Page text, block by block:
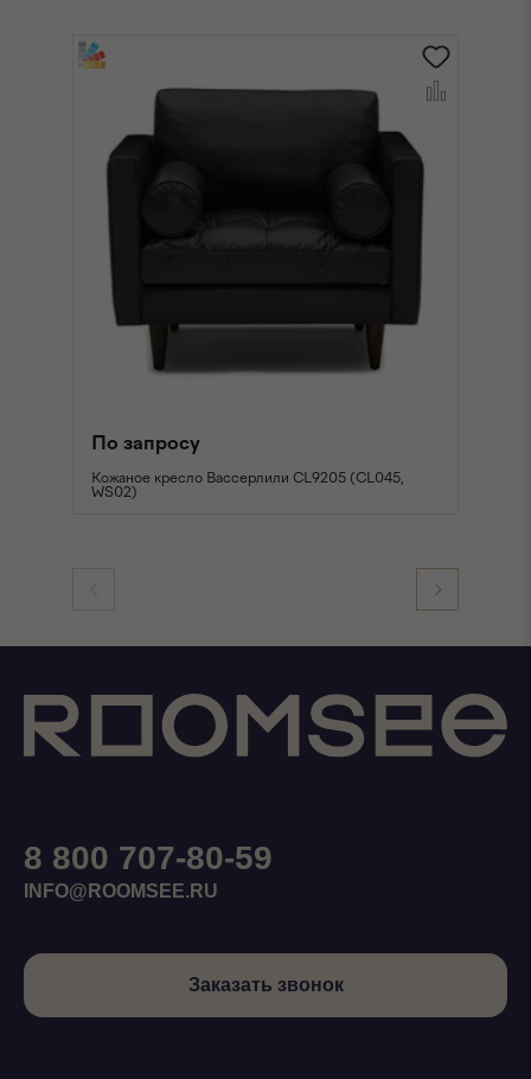
По запросу
Кожаное кресло Вассерлили CL9205 (CL045,
WS02)
8 800 707-80-59
INFO@ROOMSEE.RU
Заказать звонок